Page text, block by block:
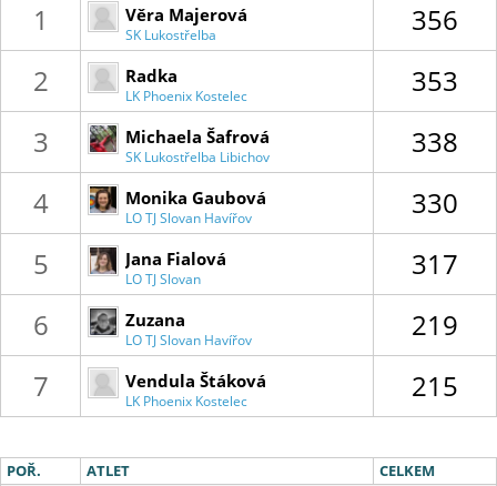
1 Věra Majerová
SK Lukostřelba
Libichov
356
2
Radka
Navrátilová
LK Phoenix Kostelec
353
3
Michaela Šafrová
SK Lukostřelba Libichov
338
4
Monika Gaubová
LO TJ Slovan Havířov
330
5
Jana Fialová
LO TJ Slovan
Havířov
317
6
Zuzana
Sztemonová
LO TJ Slovan Havířov
219
7
Vendula Štáková
LK Phoenix Kostelec 215
POŘ. ATLET
CELKEM